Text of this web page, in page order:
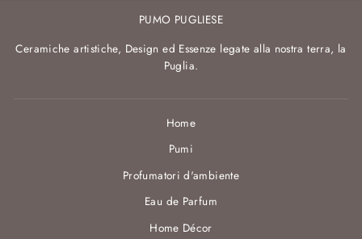
PUMO PUGLIESE
Ceramiche artistiche, Design ed Essenze legate alla nostra terra, la
Puglia.
Home
Pumi
Profumatori d'ambiente
Eau de Parfum
Home Décor